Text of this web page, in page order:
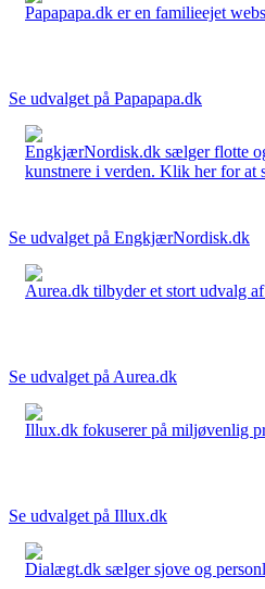
Papapapa.dk er en familieejet
Se udvalget på Papapapa.dk
EngkjærNordisk.dk sælger flotte
kunstnere i verden. Klik her for at
Se udvalget på EngkjærNordisk.dk
Aurea.dk tilbyder et stort udvalg
Se udvalget på Aurea.dk
Illux.dk fokuserer på miljøvenlig
Se udvalget på Illux.dk
Dialægt.dk sælger sjove og